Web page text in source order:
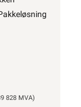
828 MVA)